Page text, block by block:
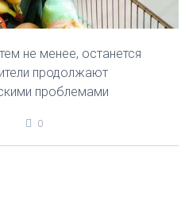
не менее, останется
продолжают
проблемами
0